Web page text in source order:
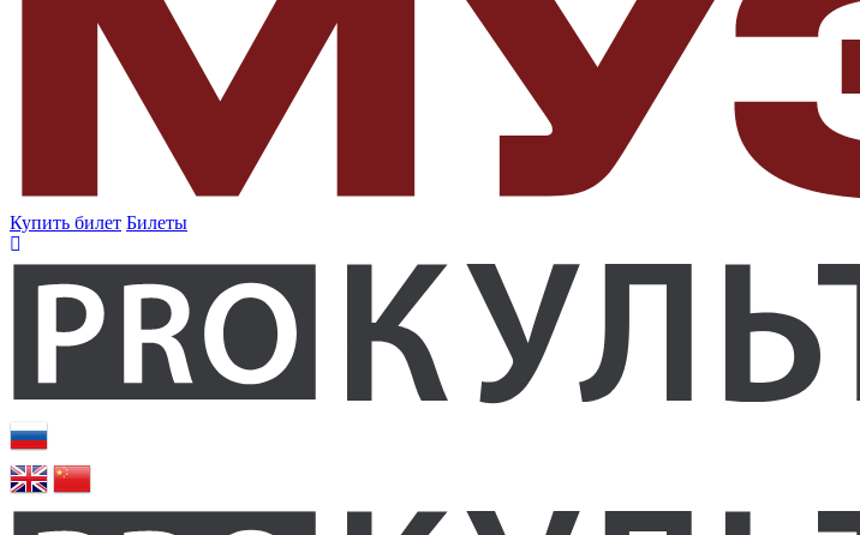
Купить билет Билеты